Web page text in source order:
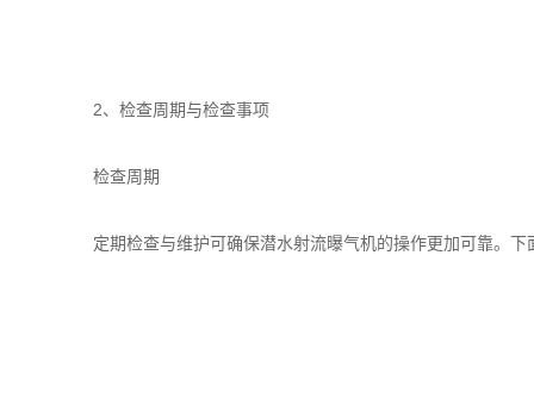
2、检查周期与检查事项
检查周期
定期检查与维护可确保潜水射流曝气机的操作更加可靠。下